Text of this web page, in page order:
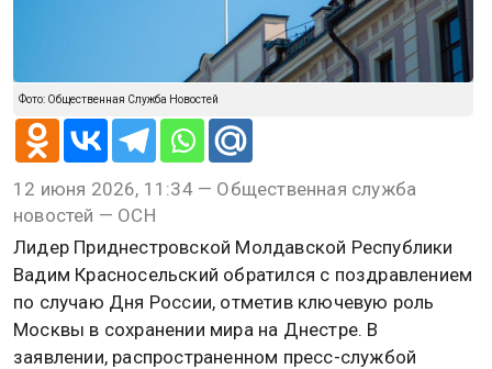
Фото: Общественная Служба Новостей
12 июня 2026, 11:34 — Общественная служба
новостей — ОСН
Лидер Приднестровской Молдавской Республики
Вадим Красносельский обратился с поздравлением
по случаю Дня России, отметив ключевую роль
Москвы в сохранении мира на Днестре. В
заявлении, распространенном пресс-службой